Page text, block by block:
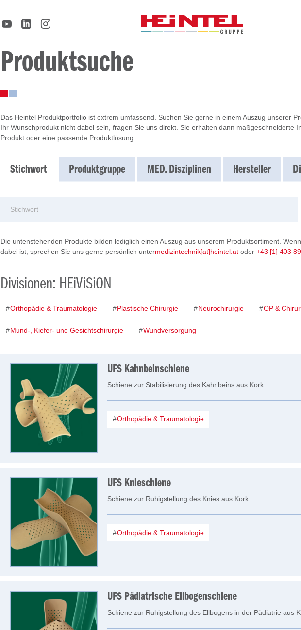
Produktsuche
Das Heintel Produktportfolio ist extrem umfassend. Suchen Sie gerne in einem Auszug unserer
Ihr Wunschprodukt nicht dabei sein, fragen Sie uns direkt. Sie erhalten dann maßgeschneiderte
Produkt oder eine passende Produktlösung.
Stichwort Produktgruppe MED. Disziplinen Hersteller
Die untenstehenden Produkte bilden lediglich einen Auszug aus unserem Produktsortiment.
dabei ist, sprechen Sie uns gerne persönlich untermedizintechnik[at]heintel.at oder +43 [1] 403
Divisionen: HEiViSiON
Orthopädie & Traumatologie Plastische Chirurgie Neurochirurgie OP &
Mund-, Kiefer- und Gesichtschirurgie Wundversorgung
UFS Kahnbeinschiene
Schiene zur Stabilisierung des Kahnbeins aus Kork.
Orthopädie & Traumatologie
UFS Knieschiene
Schiene zur Ruhigstellung des Knies aus Kork.
Orthopädie & Traumatologie
UFS Pädiatrische Ellbogenschiene
Schiene zur Ruhigstellung des Ellbogens in der Pädiatrie aus